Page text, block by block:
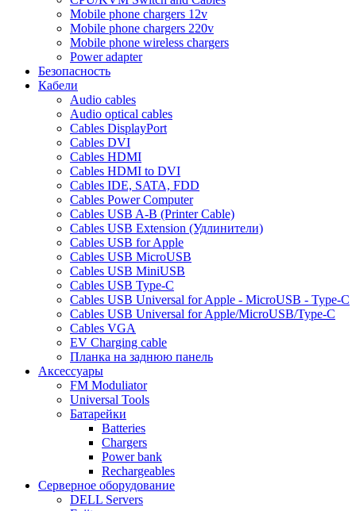
Mobile phone chargers 12v
Mobile phone chargers 220v
Mobile phone wireless chargers
Power adapter
Безопасность
Кабели
Audio cables
Audio optical cables
Cables DisplayPort
Cables DVI
Cables HDMI
Cables HDMI to DVI
Cables IDE, SATA, FDD
Cables Power Computer
Cables USB A-B (Printer Cable)
Cables USB Extension (Удлинители)
Cables USB for Apple
Cables USB MicroUSB
Cables USB MiniUSB
Cables USB Type-C
Cables USB Universal for Apple - MicroUSB - Type-C
Cables USB Universal for Apple/MicroUSB/Type-C
Cables VGA
EV Charging cable
Планка на заднюю панель
Аксессуары
FM Moduliator
Universal Tools
Батарейки
Batteries
Chargers
Power bank
Rechargeables
Серверное оборудование
DELL Servers